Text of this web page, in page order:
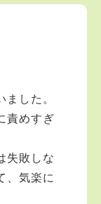
した。
責めすぎ
失敗しな
、気楽に